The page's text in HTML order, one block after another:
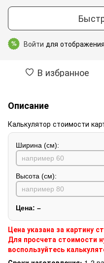
% Войти для
В избранное
Описание
Калькулятор стоимости
Ширина (см):
Высота (см):
Цена: –
Цена указана за картину
Для просчета стоимости
воспользуйтесь